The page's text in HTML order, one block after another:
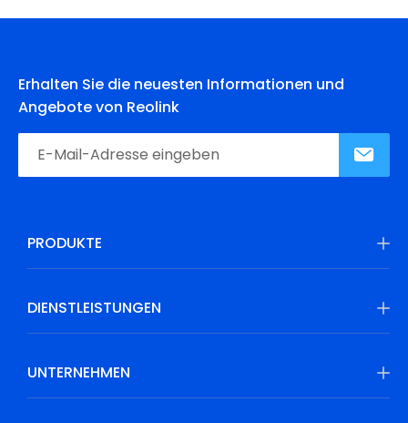
Erhalten Sie die neuesten Informationen und
Angebote von Reolink
PRODUKTE
DIENSTLEISTUNGEN
UNTERNEHMEN